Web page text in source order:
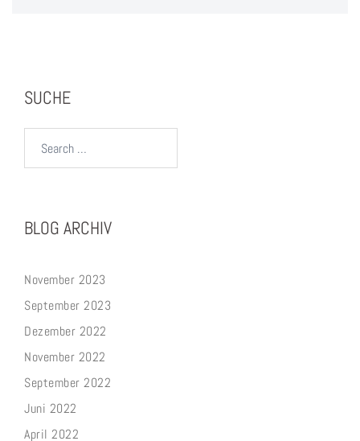
SUCHE
BLOG ARCHIV
November 2023
September 2023
Dezember 2022
November 2022
September 2022
Juni 2022
April 2022